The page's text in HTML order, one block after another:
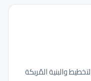
والبنية المُربكة